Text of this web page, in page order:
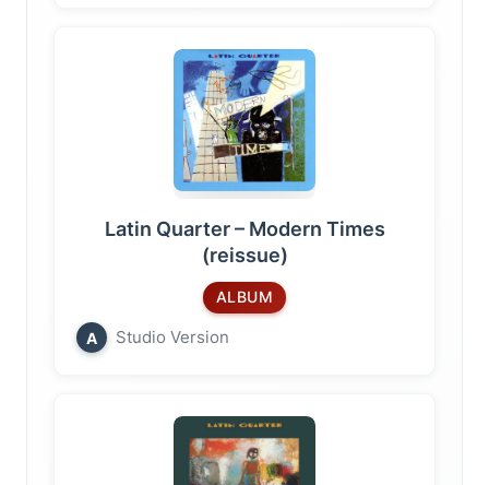
Latin Quarter – Modern Times
(reissue)
ALBUM
A Studio Version